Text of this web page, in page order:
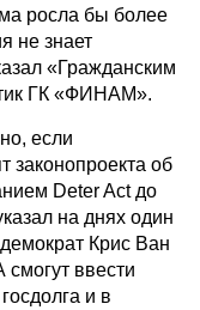
росла бы более
не знает
«Гражданским
ГК «ФИНАМ».
если
законопроекта об
Deter Act до
на днях один
Крис Ван
ввести
и в